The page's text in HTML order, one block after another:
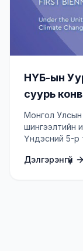
НҮБ-ын
суурь
Үндэсний
ялгарал,
1, 2-р
Монгол Улсын
шингээлтийн
Үндэсний 5-р
хүргүүлнэ.
Дэлгэрэнгүй